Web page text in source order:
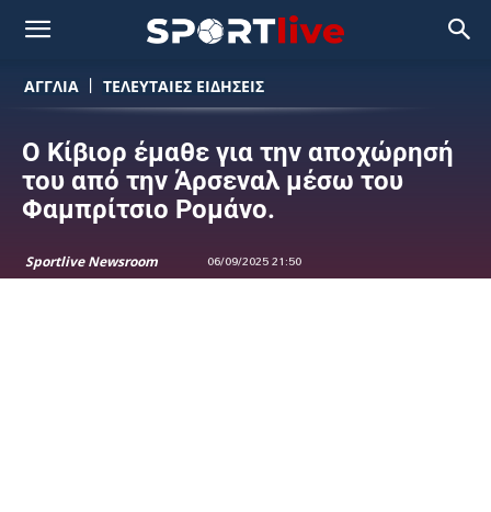
ΑΓΓΛΙΑ ΤΕΛΕΥΤΑΙΕΣ ΕΙΔΗΣΕΙΣ
Ο Κίβιορ έμαθε για την αποχώρησή
του από την Άρσεναλ μέσω του
Φαμπρίτσιο Ρομάνο.
Sportlive Newsroom 06/09/2025 21:50